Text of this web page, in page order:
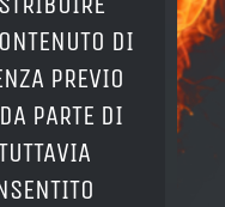
DI
PREVIO
PARTE DI